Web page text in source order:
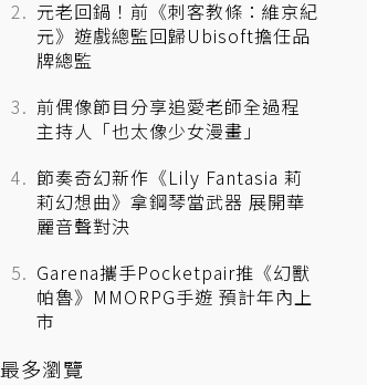
元老回鍋！前《刺客教條：維京紀
元》遊戲總監回歸Ubisoft擔任品
牌總監
前偶像節目分享追愛老師全過程
主持人「也太像少女漫畫」
節奏奇幻新作《Lily Fantasia 莉
莉幻想曲》拿鋼琴當武器 展開華
麗音聲對決
Garena攜手Pocketpair推《幻獸
帕魯》MMORPG手遊 預計年內上
市
最多瀏覽